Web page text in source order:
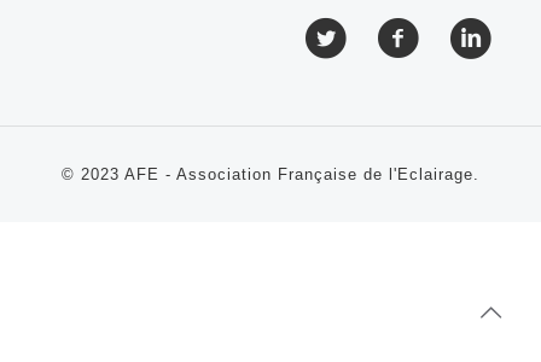
© 2023 AFE - Association Française de l'Eclairage.